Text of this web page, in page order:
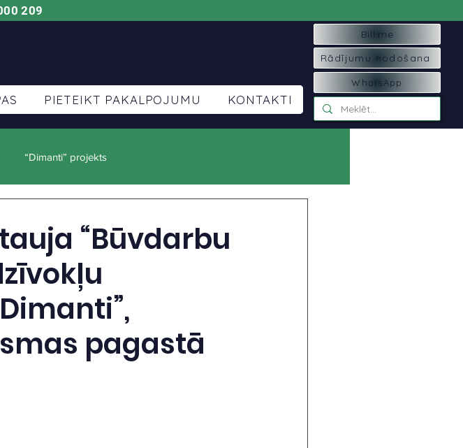
209
PIETEIKT PAKALPOJUMU KONTAKTI
Bill.me
Rādījumu nodošana
WhatsApp
“Dimanti” projekts
“Būvdarbu
pagastā